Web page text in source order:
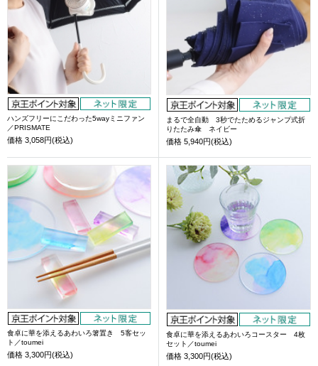
ハンズフリーにこだわった5wayミニファン
／PRISMATE
価格 3,058円(税込)
まるで全自動 3秒でたためるジャンプ式折
りたたみ傘 ネイビー
価格 5,940円(税込)
食卓に華を添えるあわいろ箸置き 5客セッ
ト／toumei
価格 3,300円(税込)
食卓に華を添えるあわいろコースター 4枚
セット／toumei
価格 3,300円(税込)